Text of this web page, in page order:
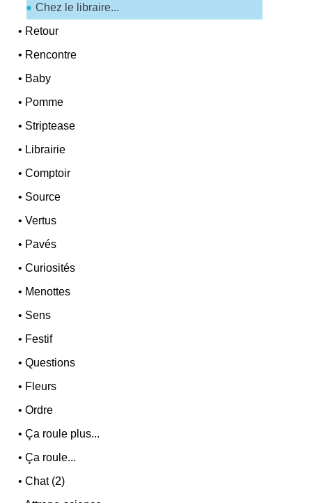
Chez le libraire...
• Retour
• Rencontre
• Baby
• Pomme
• Striptease
• Librairie
•Comptoir
• Source
•Vertus
• Pavés
•Curiosités
• Menottes
• Sens
• Festif
•Questions
• Fleurs
•Ordre
•Ça roule plus...
•Ça roule...
•Chat (2)